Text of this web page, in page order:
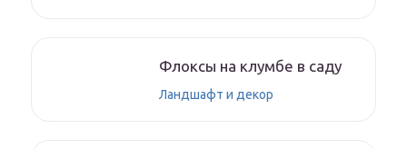
Флоксы на клумбе в саду
Ландшафт и декор